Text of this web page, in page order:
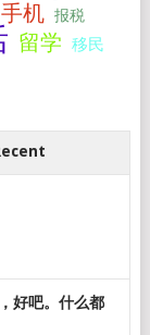
手机 报税
留学 移民
好吧。什么都